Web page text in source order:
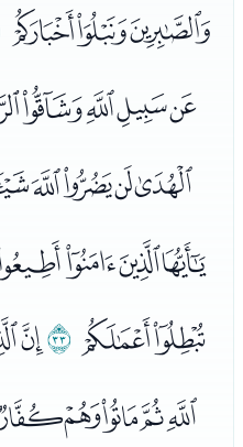
ﭥﭦﭧ
ﮈﮉﮊ